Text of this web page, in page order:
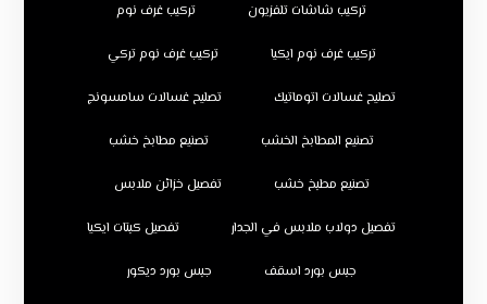
تركيب شاشات تلفزيون تركيب غرف نوم
تركيب غرف نوم ايكيا تركيب غرف نوم تركي
تصليح غسالات اتوماتيك تصليح غسالات سامسونج
تصنيع المطابخ الخشب تصنيع مطابخ خشب
تصنيع مطبخ خشب تفصيل خزائن ملابس
تفصيل دولاب ملابس في الجدار تفصيل كبتات ايكيا
جبس بورد اسقف جبس بورد ديكور